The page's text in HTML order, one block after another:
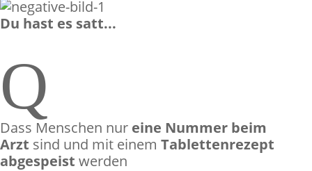
Du hast es satt...
Q
Dass Menschen nur eine Nummer beim
Arzt sind und mit einem Tablettenrezept
abgespeist werden